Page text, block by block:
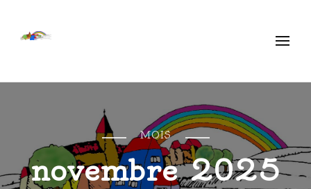
MOIS
novembre 2025